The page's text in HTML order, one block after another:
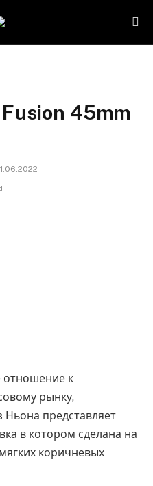
45mm
отношение к
рынку,
представляет
в котором сделана на
коричневых